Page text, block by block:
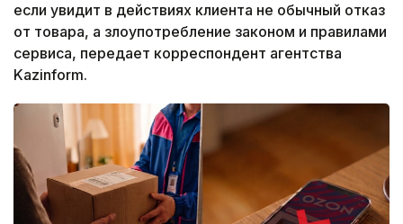
если увидит в действиях клиента не обычный отказ
от товара, а злоупотребление законом и правилами
сервиса, передает корреспондент агентства
Kazinform.